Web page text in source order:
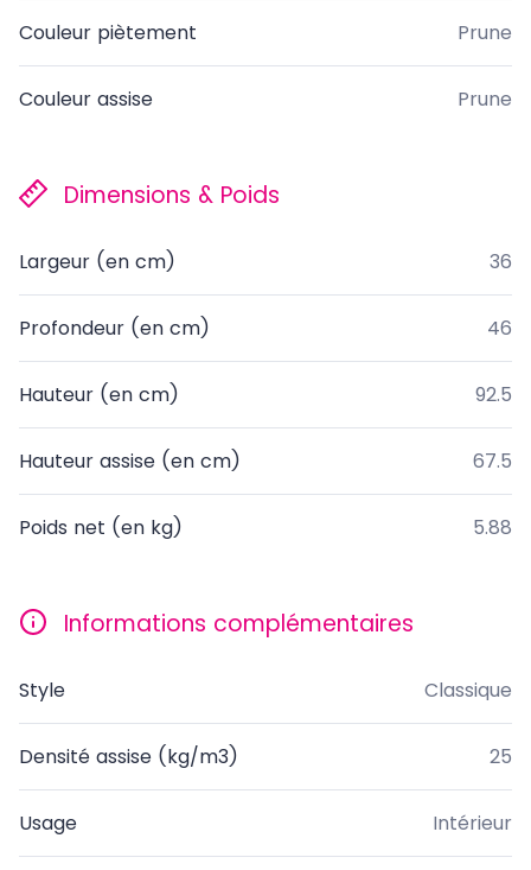
Couleur piètement Prune
Couleur assise Prune
Dimensions & Poids
Largeur (en cm) 36
Profondeur (en cm) 46
Hauteur (en cm) 92.5
Hauteur assise (en cm) 67.5
Poids net (en kg) 5.88
Informations complémentaires
Style Classique
Densité assise (kg/m3) 25
Usage Intérieur